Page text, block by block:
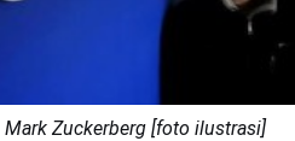
Mark Zuckerberg [foto ilustrasi]